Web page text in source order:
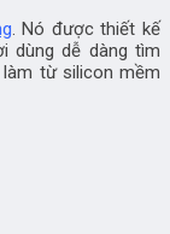
. Nó được thiết kế
dùng dễ dàng tìm
từ silicon mềm